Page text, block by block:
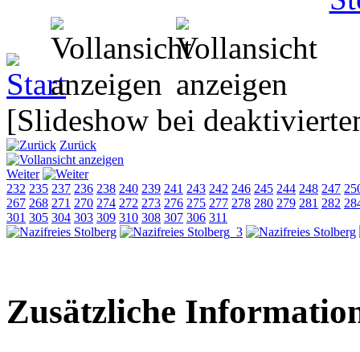
[Slideshow bei
Zurück
Weiter
232 235 237 236 238 240 239 241 243 242 246 245 244 248 247
267 268 271 270 274 272 273 276 275 277 278 280 279 281 282
301 305 304 303 309 310 308 307 306 311
Zusätzliche